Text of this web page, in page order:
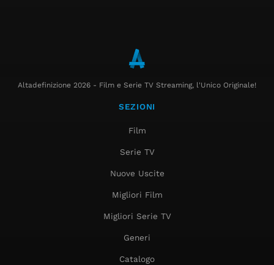
Altadefinizione 2026 - Film e Serie TV Streaming, l'Unico Originale!
SEZIONI
Film
Serie TV
Nuove Uscite
Migliori Film
Migliori Serie TV
Generi
Catalogo